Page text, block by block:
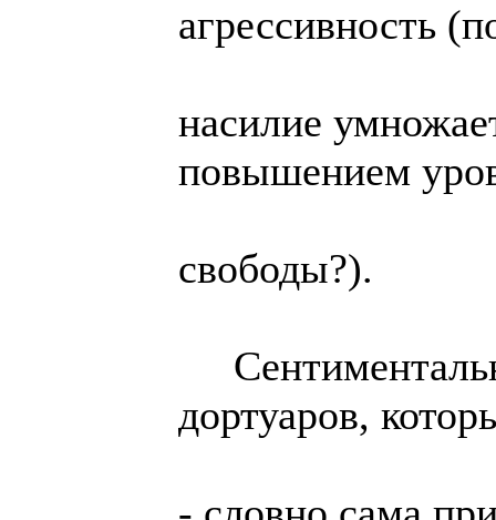
агрессивность
насилие
повышением
свободы?).
дортуаров,